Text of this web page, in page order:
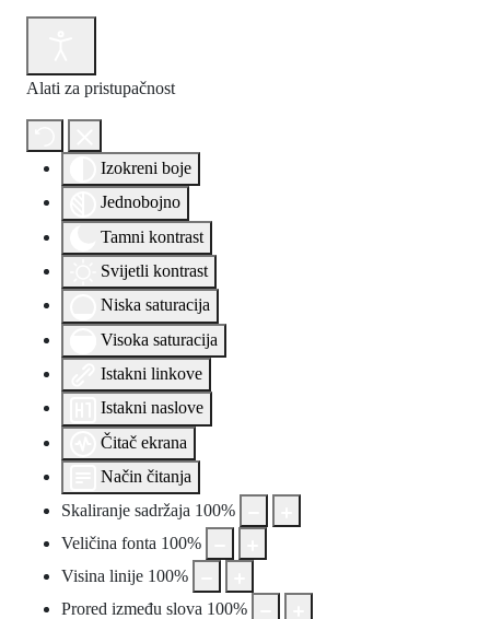
Alati za pristupačnost
Izokreni boje
Jednobojno
Tamni kontrast
Svijetli kontrast
Niska saturacija
Visoka saturacija
Istakni linkove
Istakni naslove
Čitač ekrana
Način čitanja
Skaliranje sadržaja 100%
Veličina fonta 100%
Visina linije 100%
Prored između slova 100%